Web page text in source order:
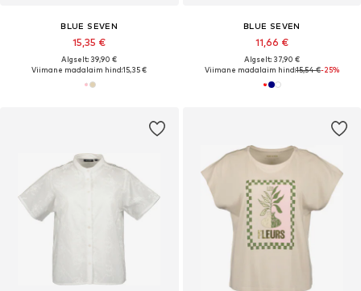
BLUE SEVEN
15,35 €
Algselt: 39,90 €
Viimane madalaim hind:15,35 €
BLUE SEVEN
11,66 €
Algselt: 37,90 €
Viimane madalaim hind:15,54 €-25%